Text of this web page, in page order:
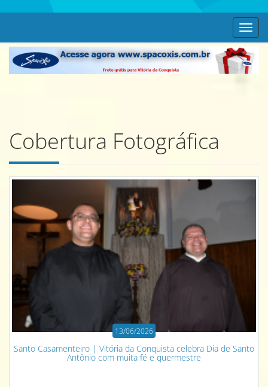
Cobertura Fotográfica
13/06/2026
Santo Casamenteiro | Vitória da Conquista celebra Dia de Santo
Antônio com muita fé e quermestre